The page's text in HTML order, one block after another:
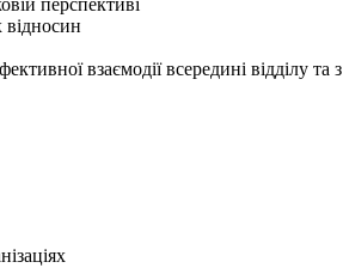
відносин
взаємодії всередині відділу